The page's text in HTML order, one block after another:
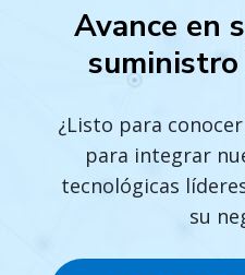
Avance en
¿Listo para
para integrar
tecnológicas
su